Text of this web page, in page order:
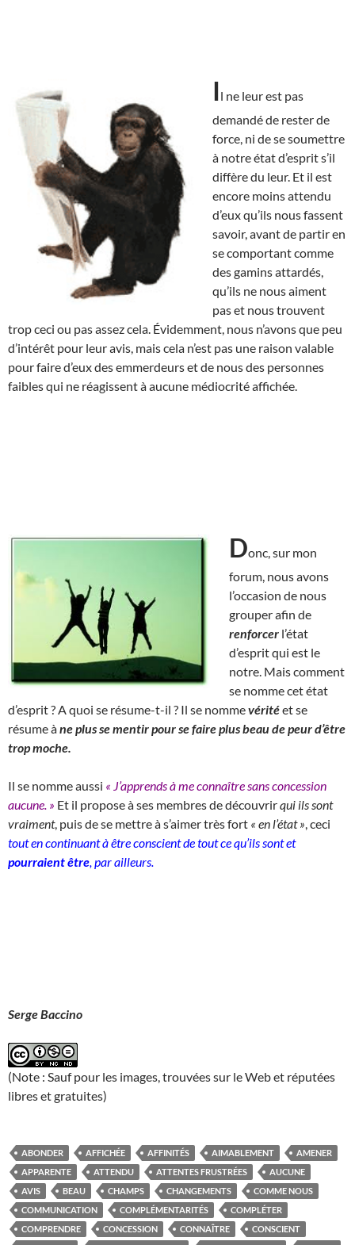
Il ne leur est pas
demandé de rester de
force, ni de se soumettre
à notre état d’esprit s’il
diffère du leur. Et il est
encore moins attendu
d’eux qu’ils nous fassent
savoir, avant de partir en
se comportant comme
des gamins attardés,
qu’ils ne nous aiment
pas et nous trouvent
trop ceci ou pas assez cela. Évidemment, nous n’avons que peu
d’intérêt pour leur avis, mais cela n’est pas une raison valable
pour faire d’eux des emmerdeurs et de nous des personnes
faibles qui ne réagissent à aucune médiocrité affichée.
Donc, sur mon
forum, nous avons
l’occasion de nous
grouper afin de
renforcer l’état
d’esprit qui est le
notre. Mais comment
se nomme cet état
d’esprit ? A quoi se résume-t-il ? Il se nommevéritéet se
résume àne plus se mentir pour se faire plus beau de peur d’être
trop moche.
Il se nomme aussi « J’apprends à me connaître sans concession
aucune. » Et il propose à ses membres de découvrirqui ils sont
vraiment, puis de se mettre à s’aimer très fort « en l’état » , ceci
tout en continuant à être conscient de tout ce qu’ils sont et
pourraient être , par ailleurs.
Serge Baccino
(Note : Sauf pour les images, trouvées sur le Web et réputées
libres et gratuites)
ABONDER AFFICHÉE AFFINITÉS AIMABLEMENT
AMENER
APPARENTE
ATTENDU ATTENTES FRUSTRÉES
AUCUNE
AVIS
BEAU CHAMPS CHANGEMENTS
COMME NOUS
COMMUNICATION
COMPLÉMENTARITÉS
COMPLÉTER
COMPRENDRE
CONCESSION CONNAÎTRE
CONSCIENT